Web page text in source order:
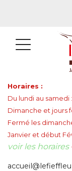
Horaires :
Du lundi au samedi
Dimanche et jours
Fermé les
Janvier et début
voir les horaires